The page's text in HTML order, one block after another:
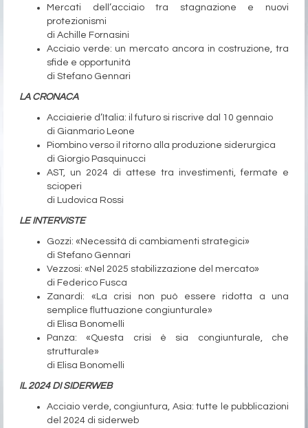
Mercati dell’acciaio tra stagnazione e nuovi
protezionismi
di Achille Fornasini
Acciaio verde: un mercato ancora in costruzione, tra
sfide e opportunità
di Stefano Gennari
LA CRONACA
Acciaierie d’Italia: il futuro si riscrive dal 10 gennaio
di Gianmario Leone
Piombino verso il ritorno alla produzione siderurgica
di Giorgio Pasquinucci
AST, un 2024 di attese tra investimenti, fermate e
scioperi
di Ludovica Rossi
LE INTERVISTE
Gozzi: «Necessità di cambiamenti strategici»
di Stefano Gennari
Vezzosi: «Nel 2025 stabilizzazione del mercato»
di Federico Fusca
Zanardi: «La crisi non può essere ridotta a una
semplice fluttuazione congiunturale»
di Elisa Bonomelli
Panza: «Questa crisi è sia congiunturale, che
strutturale»
di Elisa Bonomelli
IL 2024 DI SIDERWEB
Acciaio verde, congiuntura, Asia: tutte le pubblicazioni
del 2024 di siderweb